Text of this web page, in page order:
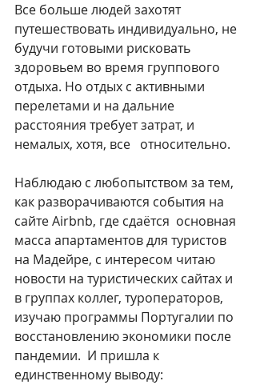
Все больше людей захотят
путешествовать индивидуально, не
будучи готовыми рисковать
здоровьем во время группового
отдыха. Но отдых с активными
перелетами и на дальние
расстояния требует затрат, и
немалых, хотя, все   относительно.
Наблюдаю с любопытством за тем,
как разворачиваются события на
сайте Airbnb, где сдаётся  основная
масса апартаментов для туристов
на Мадейре, с интересом читаю
новости на туристических сайтах и
в группах коллег, туроператоров,
изучаю программы Португалии по
восстановлению экономики после
пандемии.  И пришла к
единственному выводу: